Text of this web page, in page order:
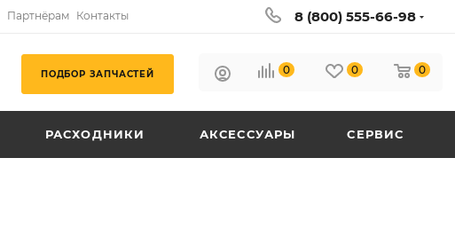
Партнёрам Контакты 8 (800) 555-66-98
ПОДБОР ЗАПЧАСТЕЙ 0 0 0
РАСХОДНИКИ АКСЕССУАРЫ СЕРВИС